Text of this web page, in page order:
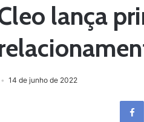
lança
14 de junho de 2022